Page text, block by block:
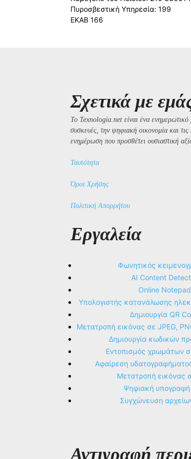
Πυροσβεστική Υπηρεσία: 199
ΕΚΑΒ 166
Σχετικά με
Το Texnologia.net είναι ένα ενημερωτικό
συσκευές, την ψηφιακή οικονομία και
ενημέρωση που προσθέτει ουσιαστική
Ταυτότητα
Όροι Χρήσης
Πολιτική Απορρήτου
Εργαλεία
Φωνητικός
AI Content
Online Notepad
Υπολογιστής κατανάλωσης
Δημιουργία QR
Μετατροπή εικόνας σε JPEG,
Δημιουργία κωδικών
Εντοπισμός χρωμάτων
Αφαίρεση
Μετατροπή εικόνας
Ψηφιακή υπογραφή
Συγχώνευση
Αντιγραφή